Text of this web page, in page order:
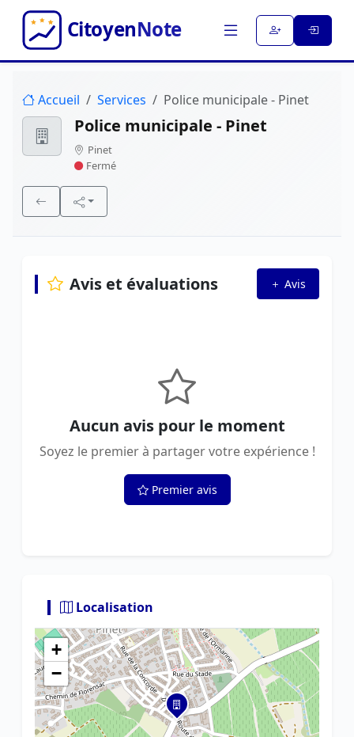
Accueil Services Police municipale - Pinet
Police municipale - Pinet
Pinet
Fermé
Avis et évaluations Avis
Aucun avis pour le moment
Soyez le premier à partager votre expérience !
Premier avis
Localisation
+
−